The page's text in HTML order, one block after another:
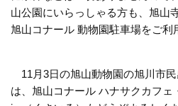
山公園にいらっしゃる方も、旭山
旭山コナール 動物園駐車場をご利
11月3日の旭山動物園の旭川市
は、旭山コナール ハナサクカフ